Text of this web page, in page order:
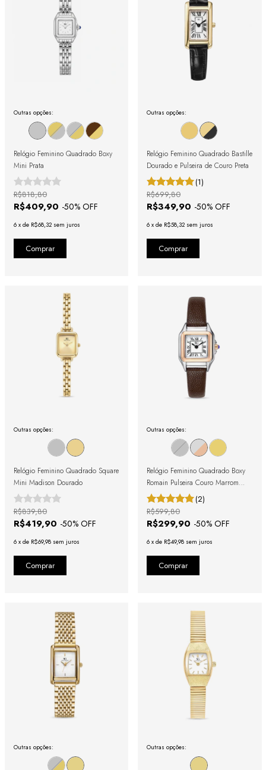
Outras opções:
Relógio Feminino Quadrado Boxy
Mini Prata
R$409,90 -50% OFF
R$818,80
6 x de R$68,32 sem juros
Outras opções:
Relógio Feminino Quadrado Bastille
Dourado e Pulseira de Couro Preta
(1)
R$349,90 -50% OFF
R$699,80
6 x de R$58,32 sem juros
Outras opções:
Relógio Feminino Quadrado Square
Mini Madison Dourado
R$419,90 -50% OFF
R$839,80
6 x de R$69,98 sem juros
Outras opções:
Relógio Feminino Quadrado Boxy
Romain Pulseira Couro Marrom
com Caixa Bicolor e Números
Romanos
(2)
R$299,90 -50% OFF
R$599,80
6 x de R$49,98 sem juros
Outras opções: Outras opções: